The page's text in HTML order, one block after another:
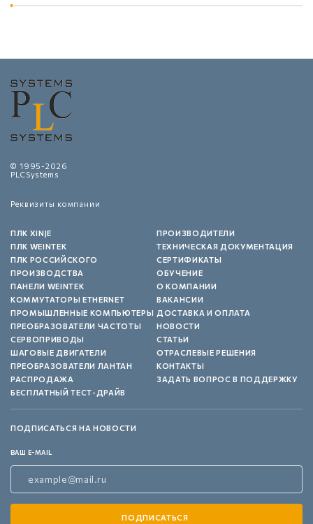
© 1995-2026
PLCSystems
Реквизиты компании
ПЛК XINJE
ПЛК WEINTEK
ПЛК РОССИЙСКОГО
ПРОИЗВОДСТВА
ПАНЕЛИ WEINTEK
КОММУТАТОРЫ ETHERNET
ПРОМЫШЛЕННЫЕ КОМПЬЮТЕРЫ
ПРЕОБРАЗОВАТЕЛИ ЧАСТОТЫ
СЕРВОПРИВОДЫ
ШАГОВЫЕ ДВИГАТЕЛИ
ПРЕОБРАЗОВАТЕЛИ ЛАНТАН
РАСПРОДАЖА
БЕСПЛАТНЫЙ ТЕСТ-ДРАЙВ
ПРОИЗВОДИТЕЛИ
ТЕХНИЧЕСКАЯ ДОКУМЕНТАЦИЯ
СЕРТИФИКАТЫ
ОБУЧЕНИЕ
О КОМПАНИИ
ВАКАНСИИ
ДОСТАВКА И ОПЛАТА
НОВОСТИ
СТАТЬИ
ОТРАСЛЕВЫЕ РЕШЕНИЯ
КОНТАКТЫ
ЗАДАТЬ ВОПРОС В ПОДДЕРЖКУ
ПОДПИСАТЬСЯ НА НОВОСТИ
ВАШ E-MAIL